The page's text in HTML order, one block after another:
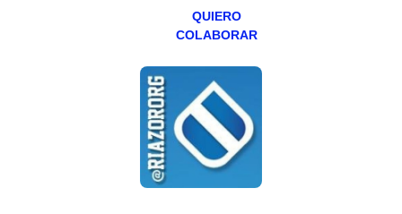
QUIERO
COLABORAR